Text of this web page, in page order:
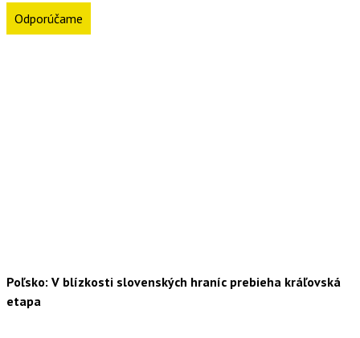
Odporúčame
Poľsko: V blízkosti slovenských hraníc prebieha kráľovská
etapa